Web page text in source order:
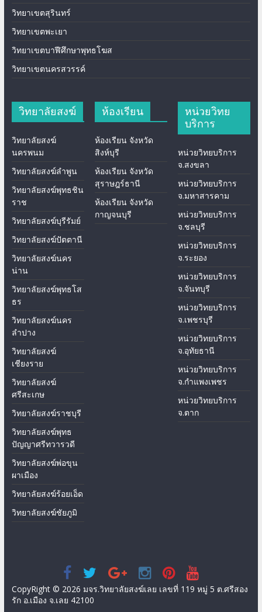
วิทยาเขตสุรินทร์
วิทยาเขตพะเยา
วิทยาเขตบาฬีศึกษาพุทธโฆส
วิทยาเขตนครสวรรค์
วิทยาลัยสงฆ์
วิทยาลัยสงฆ์
นครพนม
วิทยาลัยสงฆ์ลำพูน
วิทยาลัยสงฆ์พุทธชิน
ราช
วิทยาลัยสงฆ์บุรีรัมย์
วิทยาลัยสงฆ์ปัตตานี
วิทยาลัยสงฆ์นคร
น่าน
วิทยาลัยสงฆ์พุทธโส
ธร
วิทยาลัยสงฆ์นคร
ลำปาง
วิทยาลัยสงฆ์
เชียงราย
วิทยาลัยสงฆ์
ศรีสะเกษ
วิทยาลัยสงฆ์ราชบุรี
วิทยาลัยสงฆ์พุทธ
ปัญญาศรีทวารวดี
วิทยาลัยสงฆ์พ่อขุน
ผาเมือง
วิทยาลัยสงฆ์ร้อยเอ็ด
วิทยาลัยสงฆ์ชัยภูมิ
ห้องเรียน
ห้องเรียน จังหวัด
สิงห์บุรี
ห้องเรียน จังหวัด
สุราษฎร์ธานี
ห้องเรียน จังหวัด
กาญจนบุรี
หน่วยวิทย
บริการ
หน่วยวิทยบริการ
จ.สงขลา
หน่วยวิทยบริการ
จ.มหาสารคาม
หน่วยวิทยบริการ
จ.ชลบุรี
หน่วยวิทยบริการ
จ.ระยอง
หน่วยวิทยบริการ
จ.จันทบุรี
หน่วยวิทยบริการ
จ.เพชรบุรี
หน่วยวิทยบริการ
จ.อุทัยธานี
หน่วยวิทยบริการ
จ.กำแพงเพชร
หน่วยวิทยบริการ
จ.ตาก
CopyRight © 2026 มจร.วิทยาลัยสงฆ์เลย เลขที่ 119 หมู่ 5 ต.ศรีสอง
รัก อ.เมือง จ.เลย 42100